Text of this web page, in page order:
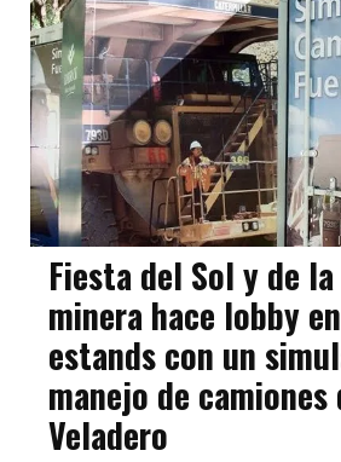
Fiesta del Sol y de
minera hace lobby
estands con un
manejo de camiones
Veladero